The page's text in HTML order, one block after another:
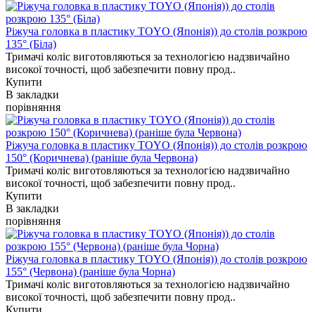
Ріжуча головка в пластику TOYO (Японія)) до столів розкрою
135° (Біла)
Тримачі коліс виготовляються за технологією надзвичайно
високої точності, щоб забезпечити повну прод..
Купити
В закладки
порівняння
Ріжуча головка в пластику TOYO (Японія)) до столів розкрою
150° (Коричнева) (раніше була Червона)
Тримачі коліс виготовляються за технологією надзвичайно
високої точності, щоб забезпечити повну прод..
Купити
В закладки
порівняння
Ріжуча головка в пластику TOYO (Японія)) до столів розкрою
155° (Червона) (раніше була Чорна)
Тримачі коліс виготовляються за технологією надзвичайно
високої точності, щоб забезпечити повну прод..
Купити